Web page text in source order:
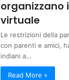
organizzano
virtuale
Le restrizioni della
con parenti e amici,
indiani a…
Read More »